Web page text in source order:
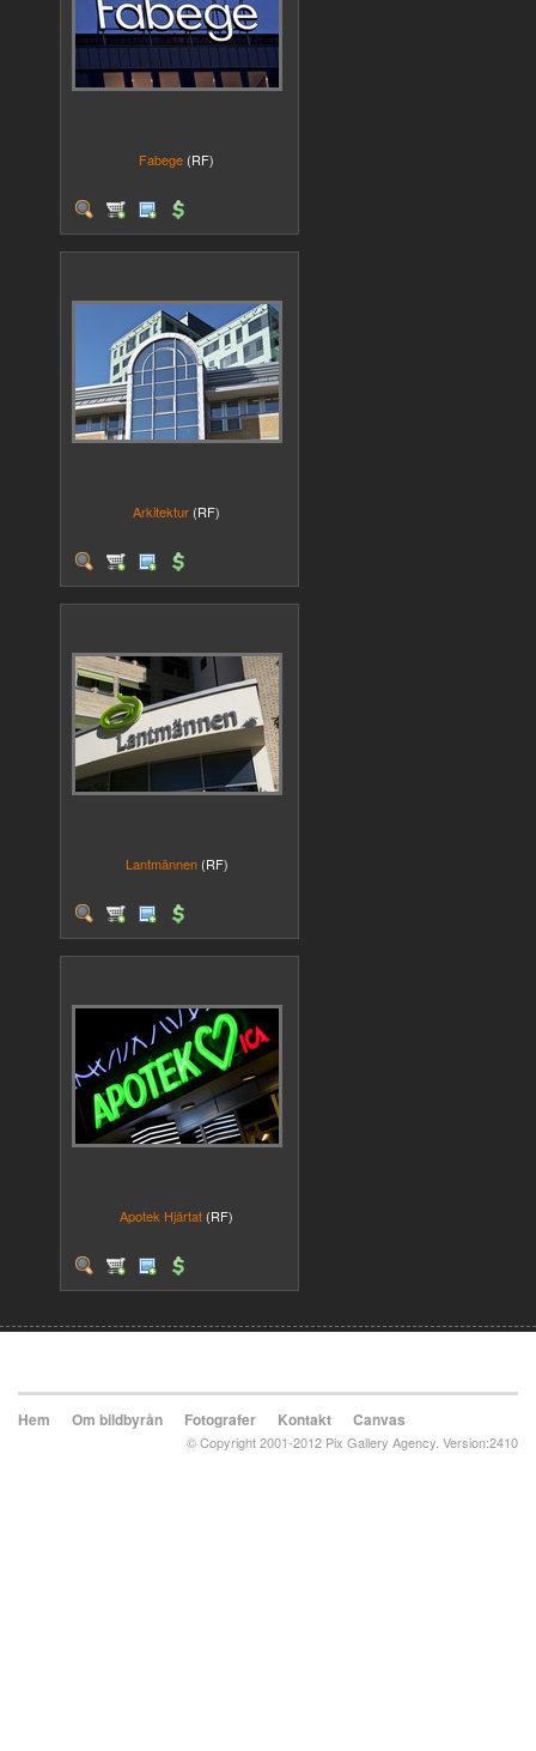
Fabege (RF)
Arkitektur (RF)
Lantmännen (RF)
Apotek Hjärtat (RF)
Hem Om bildbyrån Fotografer Kontakt Canvas
© Copyright 2001-2012 Pix Gallery Agency. Version:2410